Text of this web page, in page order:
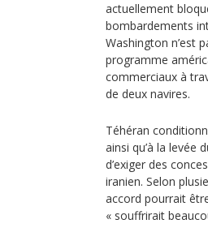
actuellement
bombardements
Washington n’est
programme
commerciaux à
de deux navires.
Téhéran
ainsi qu’à la levée
d’exiger des
iranien. Selon
accord pourrait
« souffrirait